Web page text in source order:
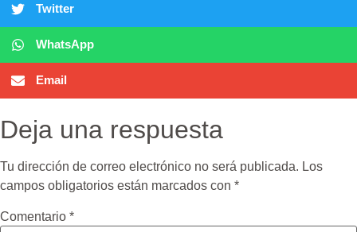
Twitter
WhatsApp
Email
Deja una respuesta
Tu dirección de correo electrónico no será publicada. Los
campos obligatorios están marcados con *
Comentario *